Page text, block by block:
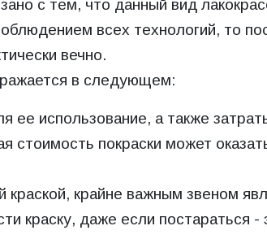
с тем, что данный вид
всех технологий, то
вечно.
в следующем:
ее использование, а также
стоимость покраски может
крайне важным звеном
краску, даже если постараться